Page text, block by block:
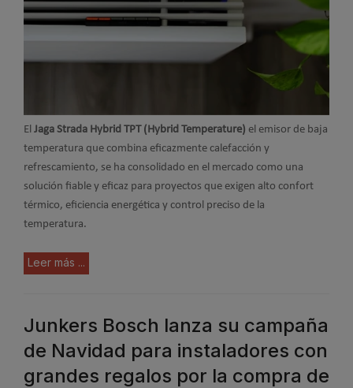
El Jaga Strada Hybrid TPT (Hybrid Temperature) el emisor de baja
temperatura que combina eficazmente calefacción y
refrescamiento, se ha consolidado en el mercado como una
solución fiable y eficaz para proyectos que exigen alto confort
térmico, eficiencia energética y control preciso de la
temperatura.
Leer más ...
Junkers Bosch lanza su campaña
de Navidad para instaladores con
grandes regalos por la compra de